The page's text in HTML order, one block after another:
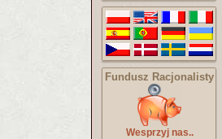
Fundusz Racjonalisty
Wesprzyj nas..